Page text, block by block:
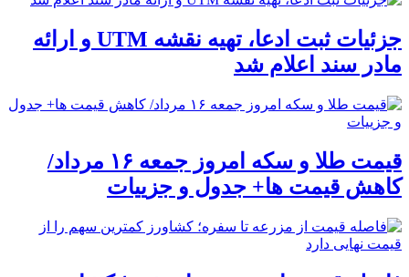
جزئیات ثبت ادعا، تهیه نقشه UTM و ارائه
مادر سند اعلام شد
قیمت طلا و سکه امروز جمعه ۱۶ مرداد/
کاهش قیمت ها+ جدول و جزییات